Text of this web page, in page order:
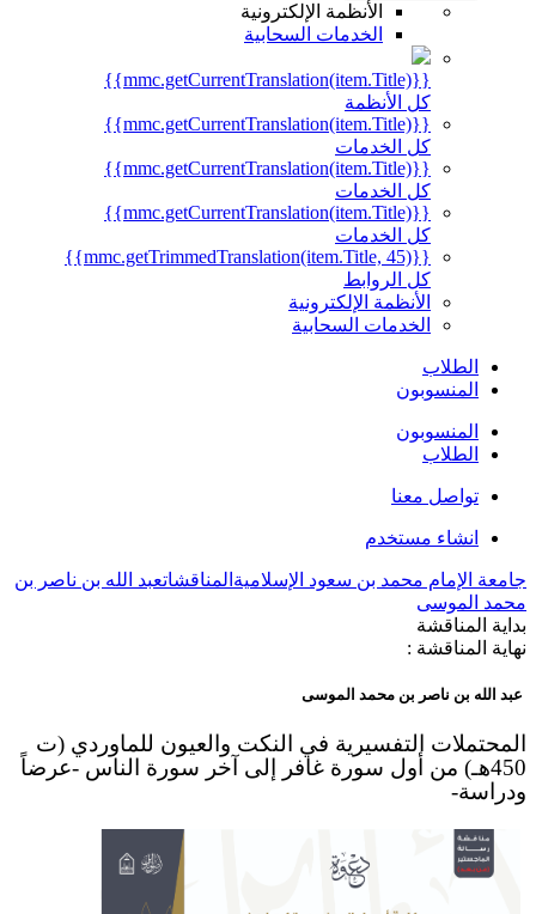
الأنظمة الإلكترونية
الخدمات السحابية
{{mmc.getCurrentTranslation(item.Title)}}
كل الأنظمة
{{mmc.getCurrentTranslation(item.Title)}}
كل الخدمات
{{mmc.getCurrentTranslation(item.Title)}}
كل الخدمات
{{mmc.getCurrentTranslation(item.Title)}}
كل الخدمات
{{mmc.getTrimmedTranslation(item.Title, 45)}}
كل الروابط
الأنظمة الإلكترونية
الخدمات السحابية
الطلاب
المنسوبون
المنسوبون
الطلاب
تواصل معنا
انشاء مستخدم
جامعة الإمام محمد بن سعود الإسلامية المناقشاتعبد الله بن ناصر بن
محمد الموسى
بداية المناقشة
نهاية المناقشة :
عبد الله بن ناصر بن محمد الموسى
المحتملات التفسيرية في النكت والعيون للماوردي (ت
450هـ) من أول سورة غافر إلى آخر سورة الناس -عرضاً
ودراسة-